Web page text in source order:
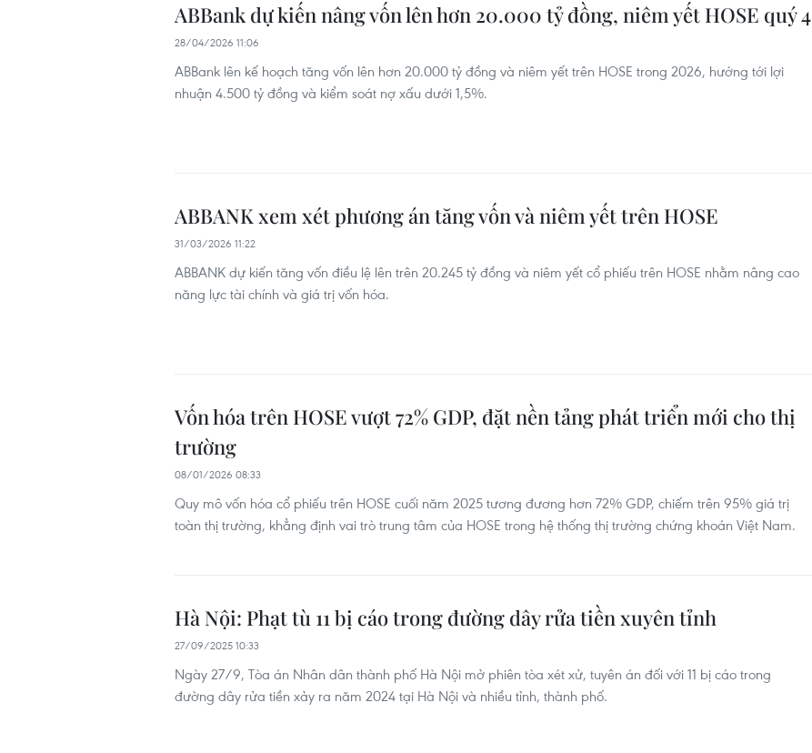
ABBank dự kiến nâng vốn lên hơn 20.000 tỷ đồng, niêm yết HOSE quý 4
28/04/2026 11:06
ABBank lên kế hoạch tăng vốn lên hơn 20.000 tỷ đồng và niêm yết trên HOSE trong 2026, hướng tới lợi
nhuận 4.500 tỷ đồng và kiểm soát nợ xấu dưới 1,5%.
ABBANK xem xét phương án tăng vốn và niêm yết trên HOSE
31/03/2026 11:22
ABBANK dự kiến tăng vốn điều lệ lên trên 20.245 tỷ đồng và niêm yết cổ phiếu trên HOSE nhằm nâng cao
năng lực tài chính và giá trị vốn hóa.
Vốn hóa trên HOSE vượt 72% GDP, đặt nền tảng phát triển mới cho thị
trường
08/01/2026 08:33
Quy mô vốn hóa cổ phiếu trên HOSE cuối năm 2025 tương đương hơn 72% GDP, chiếm trên 95% giá trị
toàn thị trường, khẳng định vai trò trung tâm của HOSE trong hệ thống thị trường chứng khoán Việt Nam.
Hà Nội: Phạt tù 11 bị cáo trong đường dây rửa tiền xuyên tỉnh
27/09/2025 10:33
Ngày 27/9, Tòa án Nhân dân thành phố Hà Nội mở phiên tòa xét xử, tuyên án đối với 11 bị cáo trong
đường dây rửa tiền xảy ra năm 2024 tại Hà Nội và nhiều tỉnh, thành phố.